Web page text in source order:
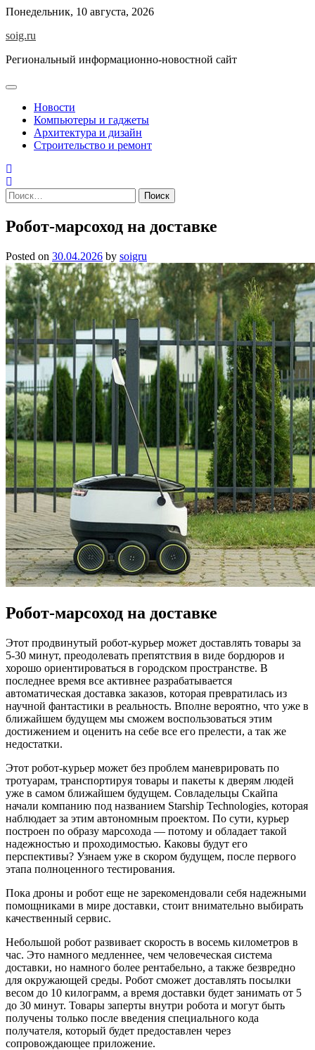
Skip
content
Понедельник, 10 августа, 2026
soig.ru
Региональный информационно-новостной сайт
Новости
Компьютеры и гаджеты
Архитектура и дизайн
Строительство и ремонт
Найти:
Робот-марсоход на доставке
Posted on 30.04.2026 by soigru
Робот-марсоход на доставке
Этот продвинутый робот-курьер может доставлять товары за
5-30 минут, преодолевать препятствия в виде бордюров и
хорошо ориентироваться в городском пространстве. В
последнее время все активнее разрабатывается
автоматическая доставка заказов, которая превратилась из
научной фантастики в реальность. Вполне вероятно, что уже в
ближайшем будущем мы сможем воспользоваться этим
достижением и оценить на себе все его прелести, а так же
недостатки.
Этот робот-курьер может без проблем маневрировать по
тротуарам, транспортируя товары и пакеты к дверям людей
уже в самом ближайшем будущем. Совладельцы Скайпа
начали компанию под названием Starship Technologies, которая
наблюдает за этим автономным проектом. По сути, курьер
построен по образу марсохода — потому и обладает такой
надежностью и проходимостью. Каковы будут его
перспективы? Узнаем уже в скором будущем, после первого
этапа полноценного тестирования.
Пока дроны и робот еще не зарекомендовали себя надежными
помощниками в мире доставки, стоит внимательно выбирать
качественный сервис.
Небольшой робот развивает скорость в восемь километров в
час. Это намного медленнее, чем человеческая система
доставки, но намного более рентабельно, а также безвредно
для окружающей среды. Робот сможет доставлять посылки
весом до 10 килограмм, а время доставки будет занимать от 5
до 30 минут. Товары заперты внутри робота и могут быть
получены только после введения специального кода
получателя, который будет предоставлен через
сопровождающее приложение.